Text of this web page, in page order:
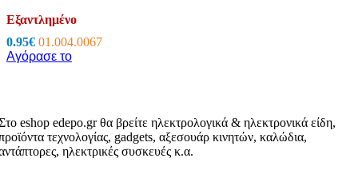
Εξαντλημένο
0.95€ 01.004.0067
Αγόρασε το
eshop edepo.gr θα βρείτε ηλεκτρολογικά & ηλεκτρονικά είδη,
τεχνολογίας, gadgets, αξεσουάρ κινητών, καλώδια,
ηλεκτρικές συσκευές κ.α.